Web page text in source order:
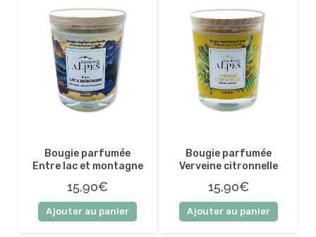
Bougie parfumée
Entre lac et montagne
15,90€
Ajouter au panier
Bougie parfumée
Verveine citronnelle
15,90€
Ajouter au panier